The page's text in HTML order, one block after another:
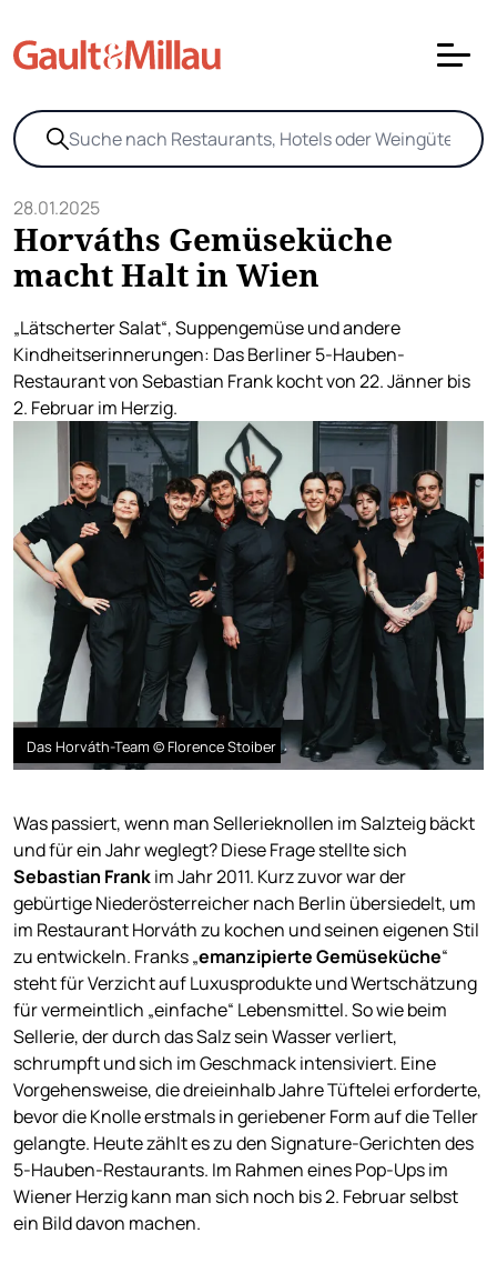
28.01.2025
Horváths Gemüseküche
macht Halt in Wien
„Lätscherter Salat“, Suppengemüse und andere
Kindheitserinnerungen: Das Berliner 5-Hauben-
Restaurant von Sebastian Frank kocht von 22. Jänner bis
2. Februar im Herzig.
Das Horváth-Team © Florence Stoiber
Was passiert, wenn man Sellerieknollen im Salzteig bäckt
und für ein Jahr weglegt? Diese Frage stellte sich
Sebastian Frankim Jahr 2011. Kurz zuvor war der
gebürtige Niederösterreicher nach Berlin übersiedelt, um
im Restaurant Horváth zu kochen und seinen eigenen Stil
zu entwickeln. Franks „emanzipierte Gemüseküche“
steht für Verzicht auf Luxusprodukte und Wertschätzung
für vermeintlich „einfache“ Lebensmittel. So wie beim
Sellerie, der durch das Salz sein Wasser verliert,
schrumpft und sich im Geschmack intensiviert. Eine
Vorgehensweise, die dreieinhalb Jahre Tüftelei erforderte,
bevor die Knolle erstmals in geriebener Form auf die Teller
gelangte. Heute zählt es zu den Signature-Gerichten des
5-Hauben-Restaurants. Im Rahmen eines Pop-Ups im
Wiener Herzig kann man sich noch bis 2. Februar selbst
ein Bild davon machen.